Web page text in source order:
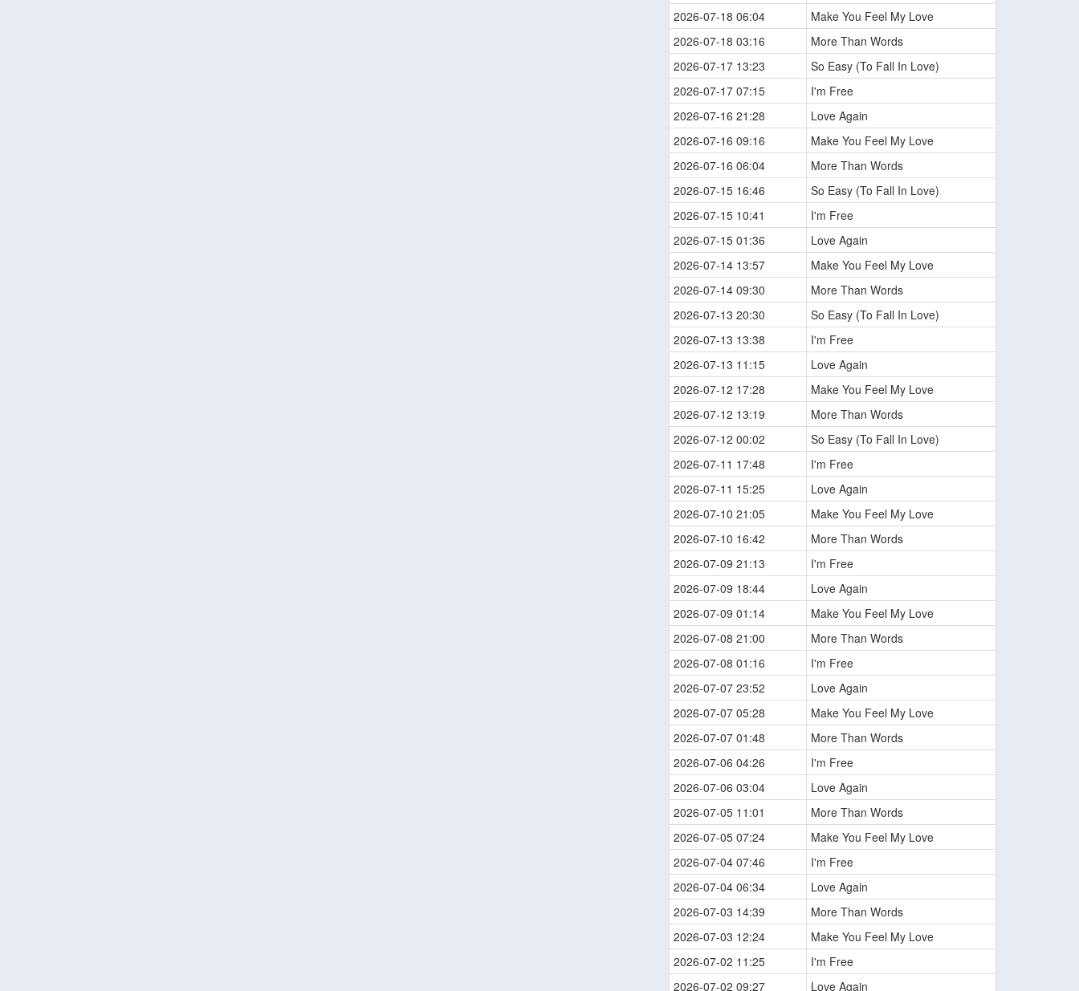
2026-07-18 06:04
Make You Feel My Love
2026-07-18 03:16
More Than Words
2026-07-17 13:23
So Easy (To Fall In Love)
2026-07-17 07:15
I'm Free
2026-07-16 21:28
Love Again
2026-07-16 09:16
Make You Feel My Love
2026-07-16 06:04
More Than Words
2026-07-15 16:46
So Easy (To Fall In Love)
2026-07-15 10:41
I'm Free
2026-07-15 01:36
Love Again
2026-07-14 13:57
Make You Feel My Love
2026-07-14 09:30
More Than Words
2026-07-13 20:30
So Easy (To Fall In Love)
2026-07-13 13:38
I'm Free
2026-07-13 11:15
Love Again
2026-07-12 17:28
Make You Feel My Love
2026-07-12 13:19
More Than Words
2026-07-12 00:02
So Easy (To Fall In Love)
2026-07-11 17:48
I'm Free
2026-07-11 15:25
Love Again
2026-07-10 21:05
Make You Feel My Love
2026-07-10 16:42
More Than Words
2026-07-09 21:13
I'm Free
2026-07-09 18:44
Love Again
2026-07-09 01:14
Make You Feel My Love
2026-07-08 21:00
More Than Words
2026-07-08 01:16
I'm Free
2026-07-07 23:52
Love Again
2026-07-07 05:28
Make You Feel My Love
2026-07-07 01:48
More Than Words
2026-07-06 04:26
I'm Free
2026-07-06 03:04
Love Again
2026-07-05 11:01
More Than Words
2026-07-05 07:24
Make You Feel My Love
2026-07-04 07:46
I'm Free
2026-07-04 06:34
Love Again
2026-07-03 14:39
More Than Words
2026-07-03 12:24
Make You Feel My Love
2026-07-02 11:25
I'm Free
2026-07-02 09:27
Love Again